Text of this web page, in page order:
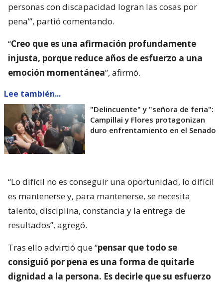
personas con discapacidad logran las cosas por
pena’”, partió comentando.
“Creo que es una afirmación profundamente
injusta, porque reduce años de esfuerzo a una
emoción momentánea”, afirmó.
Lee también...
"Delincuente" y "señora de feria":
Campillai y Flores protagonizan
duro enfrentamiento en el Senado
“Lo difícil no es conseguir una oportunidad, lo difícil
es mantenerse y, para mantenerse, se necesita
talento, disciplina, constancia y la entrega de
resultados”, agregó.
Tras ello advirtió que “pensar que todo se
consiguió por pena es una forma de quitarle
dignidad a la persona. Es decirle que su esfuerzo